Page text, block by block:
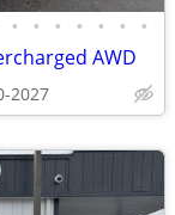
• • • • • • •
AWD
2027